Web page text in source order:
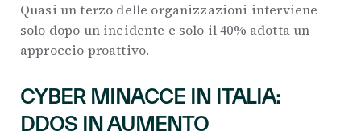
Quasi un terzo delle organizzazioni interviene
solo dopo un incidente e solo il 40% adotta un
approccio proattivo.
CYBER MINACCE IN ITALIA:
DDOS IN AUMENTO